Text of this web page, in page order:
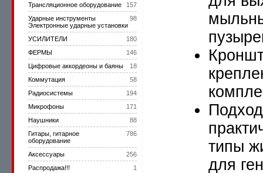
157
Трансляционное оборудование
98
Ударные инструменты
Электронные ударные установки
180
УСИЛИТЕЛИ
146
ФЕРМЫ
18
Цифровые аккордеоны и баяны
58
Коммутация
194
Радиосистемы
171
Микрофоны
88
Наушники
786
Гитары, гитарное
оборудование
256
Аксессуары
1
Распродажа!!!
типы
для